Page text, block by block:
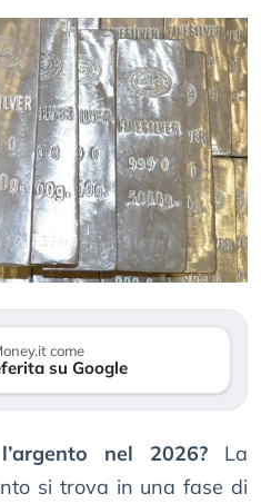
come
su Google
nel 2026? La
si trova in una fase di